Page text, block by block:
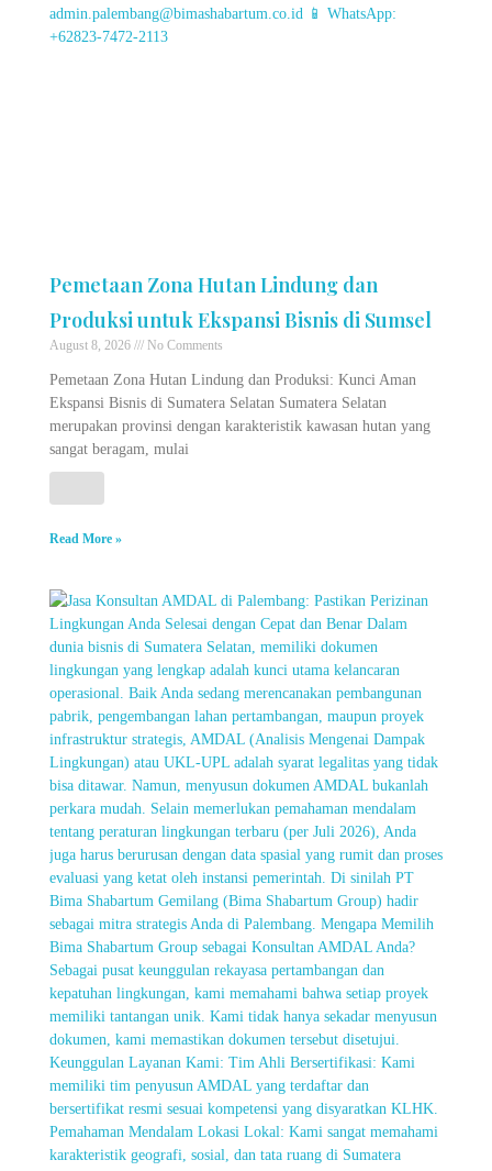
Pemetaan Zona Hutan Lindung dan
Produksi untuk Ekspansi Bisnis di Sumsel
August 8, 2026 No Comments
Pemetaan Zona Hutan Lindung dan Produksi: Kunci Aman
Ekspansi Bisnis di Sumatera Selatan Sumatera Selatan
merupakan provinsi dengan karakteristik kawasan hutan yang
sangat beragam, mulai
Read More »